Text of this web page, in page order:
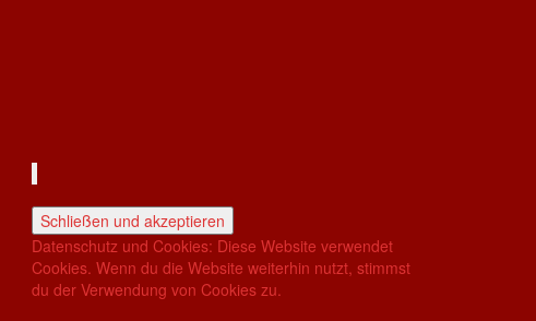
Datenschutz und Cookies: Diese Website verwendet
Cookies. Wenn du die Website weiterhin nutzt, stimmst
du der Verwendung von Cookies zu.